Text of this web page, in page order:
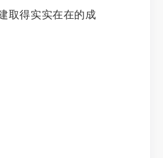
取得实实在在的成